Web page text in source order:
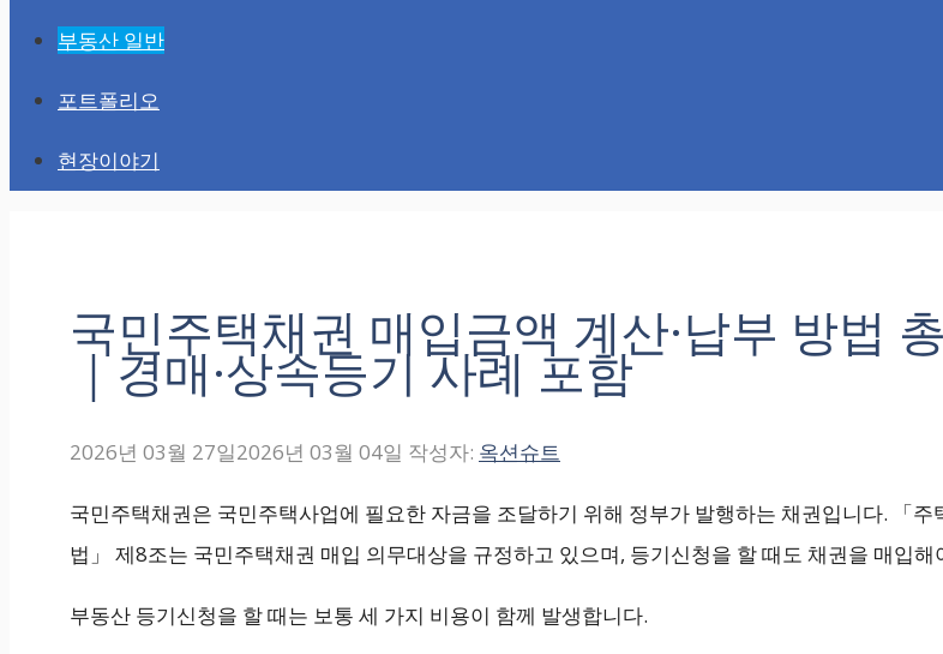
부동산 일반
포트폴리오
현장이야기
국민주택채권 매입금액 계산·납부 방법
｜경매·상속등기 사례 포함
2026년 03월 27일2026년 03월 04일 작성자: 옥션슈트
국민주택채권은 국민주택사업에 필요한 자금을 조달하기 위해 정부가 발행하는 채권입니다. 「주
법」 제8조는 국민주택채권 매입 의무대상을 규정하고 있으며, 등기신청을 할 때도 채권을 매입해
부동산 등기신청을 할 때는 보통 세 가지 비용이 함께 발생합니다.